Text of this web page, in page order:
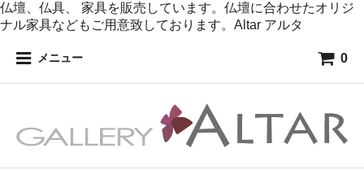
仏壇、仏具、 家具を販売しています。仏壇に合わせたオリジ
ナル家具などもご用意致しております。Altar アルタ
メニュー 0